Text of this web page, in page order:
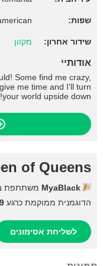
שפות:
שידור אחרון: מקוון
אודותיי
Some find me crazy,
me time and I'll turn
your world upside down!
of Queens
MyaBlack משתתפת
הדוגמנית ממוקמת כרגע
לשליחת אסימונים